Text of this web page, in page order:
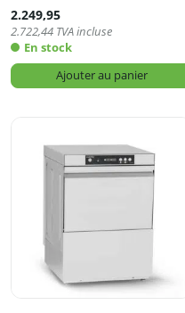
2.249,95
2.722,44 TVA incluse
En stock
Ajouter au panier